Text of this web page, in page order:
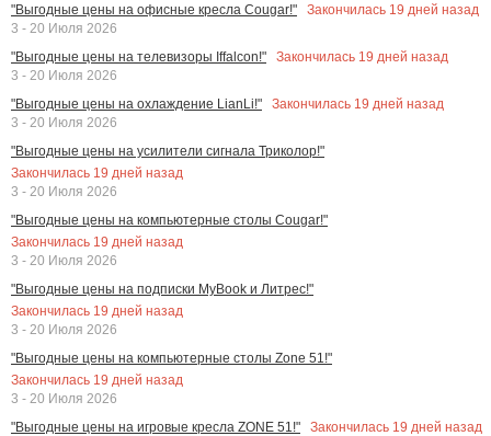
"Выгодные цены на офисные кресла Cougar!" Закончилась 19 дней назад
3 - 20 Июля 2026
"Выгодные цены на телевизоры Iffalcon!"
Закончилась 19 дней назад
3 - 20 Июля 2026
"Выгодные цены на охлаждение LianLi!"
Закончилась 19 дней назад
3 - 20 Июля 2026
"Выгодные цены на усилители сигнала Триколор!"
Закончилась 19 дней назад
3 - 20 Июля 2026
"Выгодные цены на компьютерные столы Cougar!"
Закончилась 19 дней назад
3 - 20 Июля 2026
"Выгодные цены на подписки MyBook и Литрес!"
Закончилась 19 дней назад
3 - 20 Июля 2026
"Выгодные цены на компьютерные столы Zone 51!"
Закончилась 19 дней назад
3 - 20 Июля 2026
"Выгодные цены на игровые кресла ZONE 51!"
Закончилась 19 дней назад